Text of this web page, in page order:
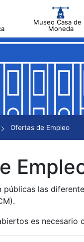
Museo Casa de
Moneda
Ofertas de Empleo
públicas las
es necesario